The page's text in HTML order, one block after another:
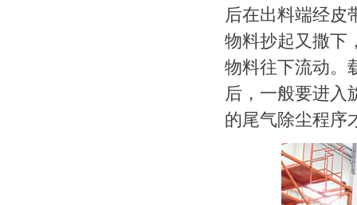
后在出料端经皮
物料抄起又撒下
物料往下流动。
后，一般要进入
的尾气除尘程序